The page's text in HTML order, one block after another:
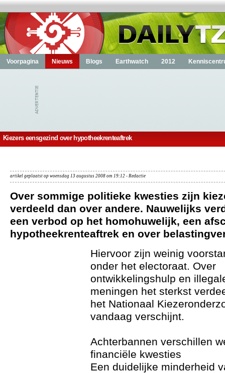
Voorpagina Nieuws Blogs Earthwatch 2012
Kiezers eensgezind over hypotheekrenteaftrek
artikel geplaatst op woensdag 13 augustus 2008 om 19:12 - Redactie
Over sommige politieke kwesties zijn
verdeeld dan over andere. Nauwelijks
een verbod op het homohuwelijk, een
hypotheekrenteaftrek en over
Hiervoor zijn weinig
onder het electoraat. Over
ontwikkelingshulp en
meningen het sterkst
het Nationaal
vandaag verschijnt.
Achterbannen verschillen
financiële kwesties
Een duidelijke minderheid